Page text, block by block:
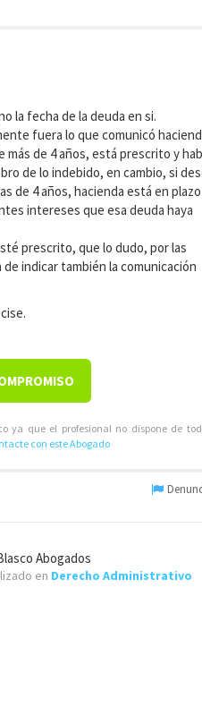
la fecha de la deuda en si.
fuera lo que comunicó
de 4 años, está prescrito y
de lo indebido, en cambio, si
de 4 años, hacienda está en
intereses que esa deuda haya
prescrito, que lo dudo, por las
indicar también la comunicación
ya que el profesional no dispone de
con este Abogado
Abogados
en Derecho Administrativo